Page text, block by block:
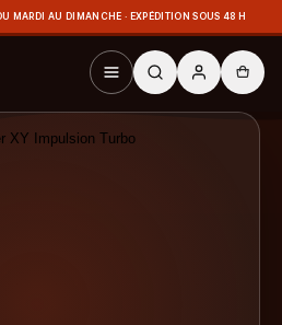
MARDI AU DIMANCHE · EXPÉDITION SOUS 48 H